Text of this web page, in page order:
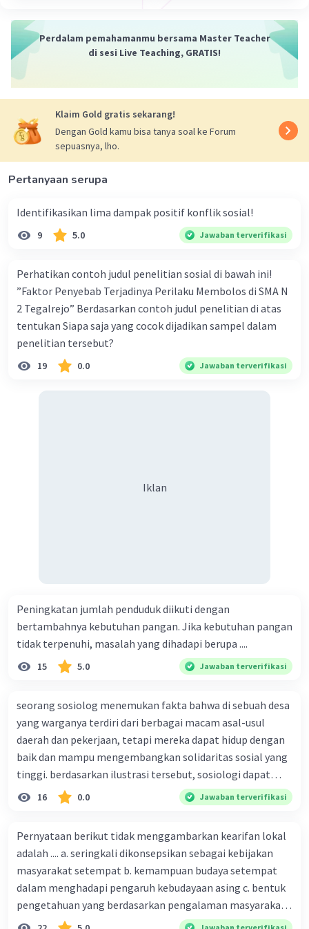
Jadi, jawaban yang benar adalah Auguste Comte,
Emile Durkheim, dan Max Weber.
Iklan
Perdalam pemahamanmu bersama Master Teacher
di sesi Live Teaching, GRATIS!
Klaim Gold gratis sekarang!
Dengan Gold kamu bisa tanya soal ke Forum
sepuasnya, lho.
Pertanyaan serupa
Identifikasikan lima dampak positif konflik sosial!
9 5.0 Jawaban terverifikasi
Perhatikan contoh judul penelitian sosial di bawah ini!
”Faktor Penyebab Terjadinya Perilaku Membolos di SMA N
2 Tegalrejo” Berdasarkan contoh judul penelitian di atas
tentukan Siapa saja yang cocok dijadikan sampel dalam
penelitian tersebut?
19 0.0 Jawaban terverifikasi
Iklan
Peningkatan jumlah penduduk diikuti dengan
bertambahnya kebutuhan pangan. Jika kebutuhan pangan
tidak terpenuhi, masalah yang dihadapi berupa ....
15 5.0 Jawaban terverifikasi
seorang sosiolog menemukan fakta bahwa di sebuah desa
yang warganya terdiri dari berbagai macam asal-usul
daerah dan pekerjaan, tetapi mereka dapat hidup dengan
baik dan mampu mengembangkan solidaritas sosial yang
tinggi. berdasarkan ilustrasi tersebut, sosiologi dapat
berfungsi sebagai ilmu yang ....
16 0.0 Jawaban terverifikasi
Pernyataan berikut tidak menggambarkan kearifan lokal
adalah .... a. seringkali dikonsepsikan sebagai kebijakan
masyarakat setempat b. kemampuan budaya setempat
dalam menghadapi pengaruh kebudayaan asing c. bentuk
pengetahuan yang berdasarkan pengalaman masyarakat
turun temurun antargenerasi d. Kebijakan manusia yang